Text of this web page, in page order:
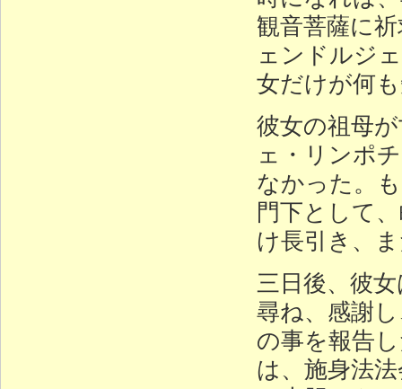
観音菩薩に
ェンドルジ
女だけが何
彼女の祖母
ェ・リンポ
なかった。
門下として
け長引き、
三日後、彼
尋ね、感謝
の事を報告
は、施身法